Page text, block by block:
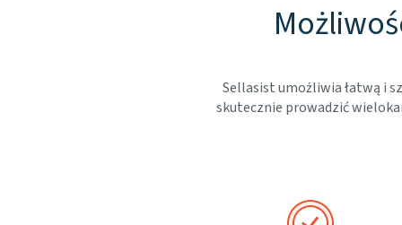
Sellasist umożliwia łatwą i
skutecznie prowadzić